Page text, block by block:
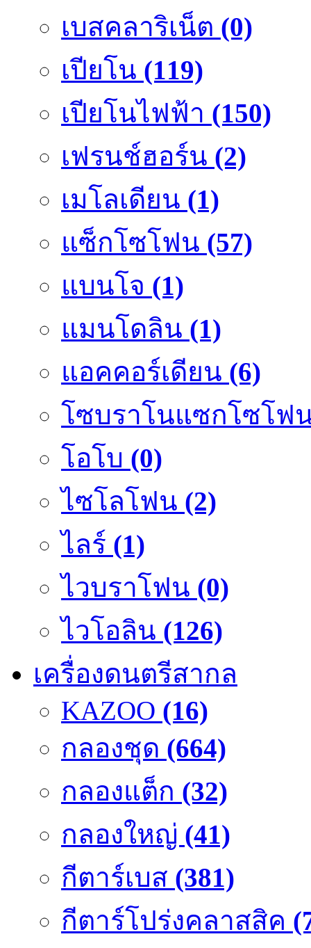
เบสคลาริเน็ต (0)
เปียโน (119)
เปียโนไฟฟ้า (150)
เฟรนช์ฮอร์น (2)
เมโลเดียน (1)
แซ็กโซโฟน (57)
แบนโจ (1)
แมนโดลิน (1)
แอคคอร์เดียน (6)
โซบราโนแซกโซโฟ
โอโบ (0)
ไซโลโฟน (2)
ไลร์ (1)
ไวบราโฟน (0)
ไวโอลิน (126)
เครื่องดนตรีสากล
KAZOO (16)
กลองชุด (664)
กลองแต็ก (32)
กลองใหญ่ (41)
กีตาร์เบส (381)
กีตาร์โปร่งคลาสสิค